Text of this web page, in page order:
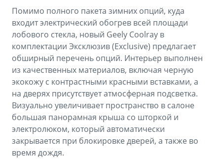
Помимо полного пакета зимних опций, куда
входит электрический обогрев всей площади
лобового стекла, новый Geely Coolray в
комплектации Эксклюзив (Exclusive) предлагает
обширный перечень опций. Интерьер выполнен
из качественных материалов, включая черную
экокожу с контрастными красными вставками, а
на дверях присутствует атмосферная подсветка.
Визуально увеличивает пространство в салоне
большая панорамная крыша со шторкой и
электролюком, который автоматически
закрывается при блокировке дверей, а также во
время дождя.